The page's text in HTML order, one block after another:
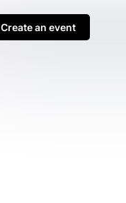
Create an event